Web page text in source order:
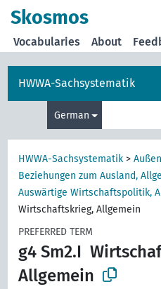
Skosmos
Vocabularies About
HWWA-Sachsystematik
German
HWWA-Sachsystematik >
Beziehungen zum Ausland,
Auswärtige Wirtschaftspolitik,
Wirtschaftskrieg, Allgemein
PREFERRED TERM
g4 Sm2.I
Allgemein